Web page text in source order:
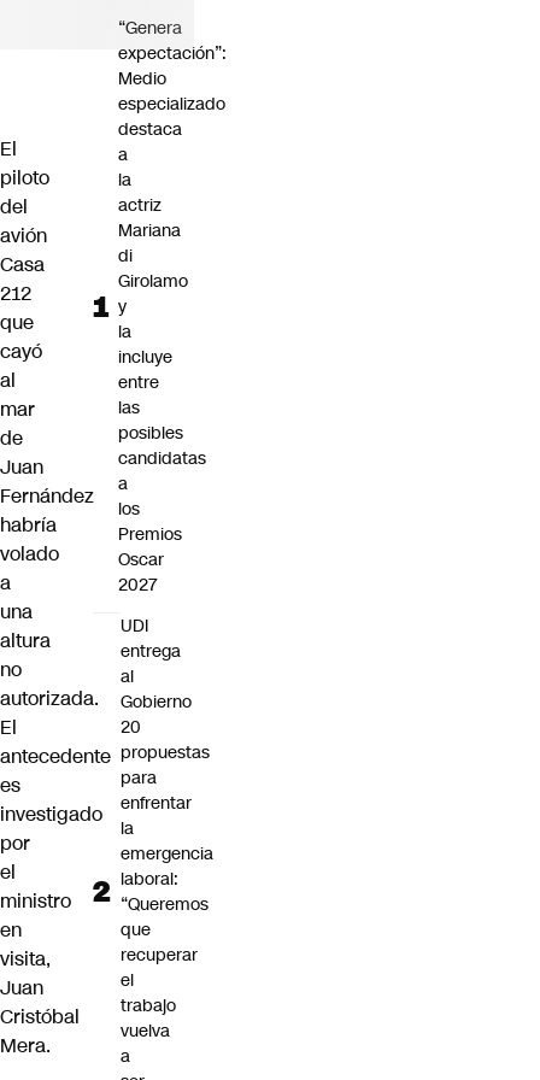
El
piloto
del
avión
Casa
212
que
cayó
al
mar
de
Juan
Fernández
habría
volado
a
una
altura
no
autorizada.
El
antecedente
es
investigado
por
el
ministro
en
visita,
Juan
Cristóbal
Mera.
“Genera
expectación”:
Medio
especializado
destaca
a
la
actriz
Mariana
di
Girolamo
y
la
incluye
entre
las
posibles
candidatas
a
los
Premios
Oscar
2027
UDI
entrega
al
Gobierno
20
propuestas
para
enfrentar
la
emergencia
laboral:
“Queremos
que
recuperar
el
trabajo
vuelva
a